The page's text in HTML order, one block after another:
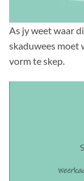
As jy weet waar
skaduwees moet
vorm te skep.